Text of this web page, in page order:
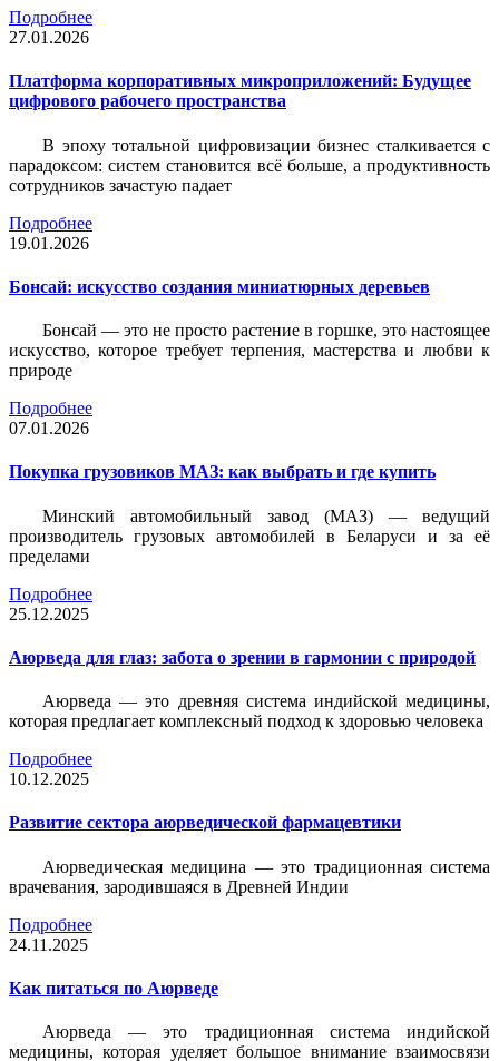
Подробнее
27.01.2026
Платформа корпоративных микроприложений: Будущее
цифрового рабочего пространства
В эпоху тотальной цифровизации бизнес сталкивается с
парадоксом: систем становится всё больше, а продуктивность
сотрудников зачастую падает
Подробнее
19.01.2026
Бонсай: искусство создания миниатюрных деревьев
Бонсай — это не просто растение в горшке, это настоящее
искусство, которое требует терпения, мастерства и любви к
природе
Подробнее
07.01.2026
Покупка грузовиков МАЗ: как выбрать и где купить
Минский автомобильный завод (МАЗ) — ведущий
производитель грузовых автомобилей в Беларуси и за её
пределами
Подробнее
25.12.2025
Аюрведа для глаз: забота о зрении в гармонии с природой
Аюрведа — это древняя система индийской медицины,
которая предлагает комплексный подход к здоровью человека
Подробнее
10.12.2025
Развитие сектора аюрведической фармацевтики
Аюрведическая медицина — это традиционная система
врачевания, зародившаяся в Древней Индии
Подробнее
24.11.2025
Как питаться по Аюрведе
Аюрведа — это традиционная система индийской
медицины, которая уделяет большое внимание взаимосвязи